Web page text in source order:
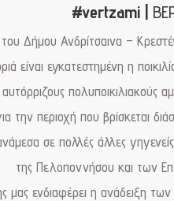
#vertzami |
του Δήμου Ανδρίτσαινα –
είναι εγκατεστημένη η
πολυποικιλιακούς
την περιοχή που βρίσκεται
σε πολλές άλλες γηγενείς
της Πελοποννήσου και των
μας ενδιαφέρει η ανάδειξη